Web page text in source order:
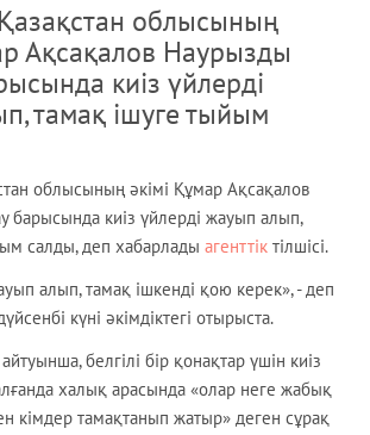
Қазақстан облысының
Ақсақалов Наурызды
киіз үйлерді
тамақ ішуге тыйым
облысының әкімі Құмар Ақсақалов
барысында киіз үйлерді жауып алып,
салды, деп хабарлады агенттік тілшісі.
алып, тамақ ішкенді қою керек», - деп
күні әкімдіктегі отырыста.
белгілі бір қонақтар үшін киіз
халық арасында «олар неге жабық
кімдер тамақтанып жатыр» деген сұрақ